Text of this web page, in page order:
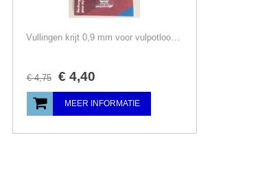
Vullingen krijt 0,9 mm voor vulpotlood Prym, 6 stuks witte vulling
€ 4,75 € 4,40
MEER INFORMATIE